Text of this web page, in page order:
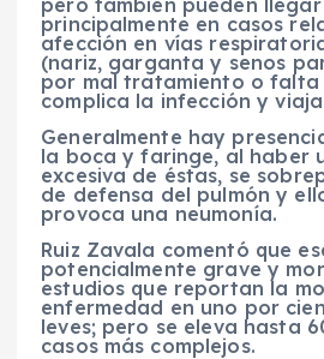
principalmente en casos
afección en vías
(nariz, garganta y senos
por mal tratamiento o falta
complica la infección y
Generalmente hay
la boca y faringe, al haber
excesiva de éstas, se
de defensa del pulmón y
provoca una neumonía.
Ruiz Zavala comentó que
potencialmente grave y
estudios que reportan la
enfermedad en uno por
leves; pero se eleva hasta
casos más complejos.